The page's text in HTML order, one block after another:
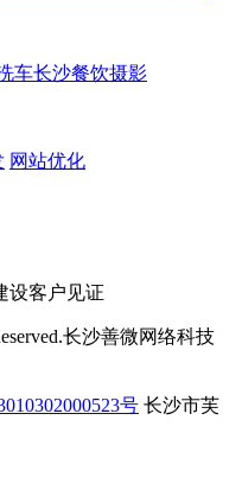
车长沙餐饮摄影
网站优化
设客户见证
长沙善微网络科技
号 长沙市芙